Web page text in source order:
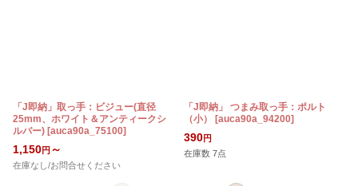
「J即納」取っ手：ビジュー(直径
25mm、ホワイト＆アンティークシ
ルバー) [auca90a_75100]
1,150円 ～
在庫なし/お問合せください
「J即納」 つまみ取っ手：ポルト
（小）
[auca90a_94200]
390円
在庫数 7点